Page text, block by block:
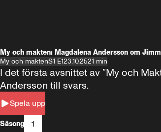
My och makten: Magdalena Andersson om
My och maktenS1 E123.10.2521 min
Spela upp
I det första avsnittet av ”My och
Andersson till svars.
Säsong 1